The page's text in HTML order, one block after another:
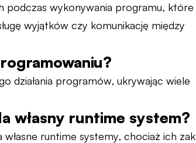
podczas wykonywania programu, które
wyjątków czy komunikację między
działania programów, ukrywając wiele
własny runtime system?
runtime systemy, chociaż ich